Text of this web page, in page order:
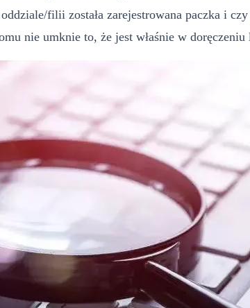
filii została zarejestrowana paczka i
nie umknie to, że jest właśnie w doręczeniu